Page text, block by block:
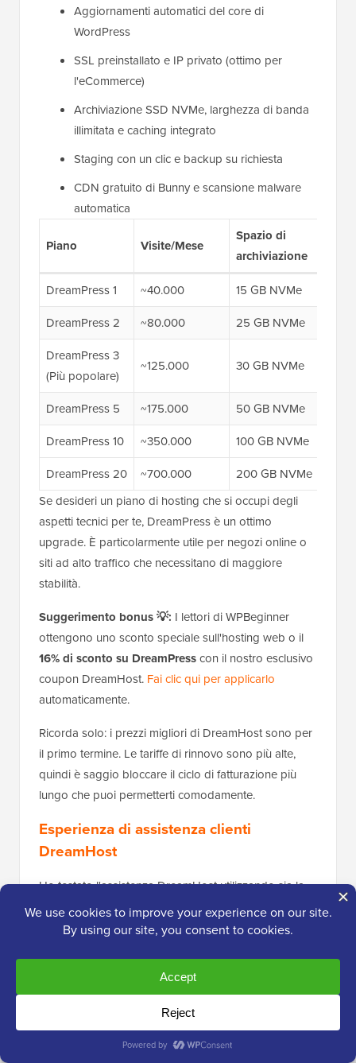
Aggiornamenti automatici del core di
WordPress
SSL preinstallato e IP privato (ottimo per
l'eCommerce)
Archiviazione SSD NVMe, larghezza di banda
illimitata e caching integrato
Staging con un clic e backup su richiesta
CDN gratuito di Bunny e scansione malware
automatica
Piano Visite/Mese
Spazio di
archiviazione
DreamPress 1
~40.000 15 GB NVMe
DreamPress 2
~80.000 25 GB NVMe
DreamPress 3
(Più popolare)
~125.000 30 GB NVMe
DreamPress 5 ~175.000 50 GB NVMe
DreamPress 10
~350.000 100 GB NVMe
DreamPress 20
~700.000 200 GB NVMe
Se desideri un piano di hosting che si occupi degli
aspetti tecnici per te, DreamPress è un ottimo
upgrade. È particolarmente utile per negozi online o
siti ad alto traffico che necessitano di maggiore
stabilità.
Suggerimento bonus 💡: I lettori di WPBeginner
ottengono uno sconto speciale sull'hosting web o il
16% di sconto su DreamPresscon il nostro esclusivo
coupon DreamHost. Fai clic qui per applicarlo
automaticamente.
Ricorda solo: i prezzi migliori di DreamHost sono per
il primo termine. Le tariffe di rinnovo sono più alte,
quindi è saggio bloccare il ciclo di fatturazione più
lungo che puoi permetterti comodamente.
Esperienza di assistenza clienti
DreamHost
Ho testato l'assistenza DreamHost utilizzando sia la
chat dal vivo che i ticket, proprio come farei se
qualcosa si rompesse su un sito reale. Nel
disponibile, anche se ci sono alcuni compromessi da